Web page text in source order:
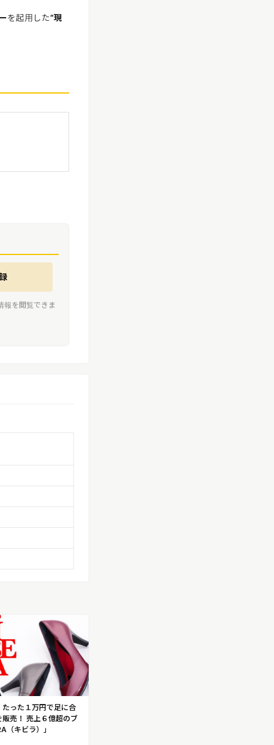
を起用した”現
報を閲覧できま
った１万円で足に合
販売！ 売上６億超のブ
（キビラ）」